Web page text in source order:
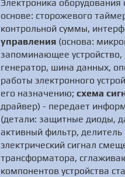
Электроника оборудования
основе: сторожевого
контрольной суммы,
управления (основа:
запоминающее устройство,
генератор, шина данных,
работы электронного
его назначению; схема
драйвер) - передает
(детали: защитные диоды,
активный фильтр,
электрический сигнал
трансформатора,
компонентов устройства